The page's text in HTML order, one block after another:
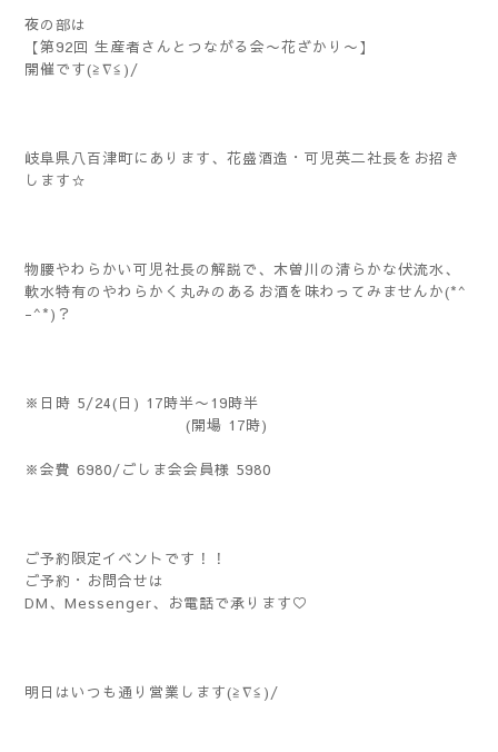
夜の部は
【第92回 生産者さんとつながる会〜花ざかり〜】
開催です(≧∇≦)/
岐阜県八百津町にあります、花盛酒造・可児英二社長をお招き
します☆
物腰やわらかい可児社長の解説で、木曽川の清らかな伏流水、
軟水特有のやわらかく丸みのあるお酒を味わってみませんか(*^
-^*)？
※日時 5/24(日) 17時半〜19時半
(開場 17時)
※会費 6980/ごしま会会員様 5980
ご予約限定イベントです！！
ご予約・お問合せは
DM、Messenger、お電話で承ります♡
明日はいつも通り営業します(≧∇≦)/